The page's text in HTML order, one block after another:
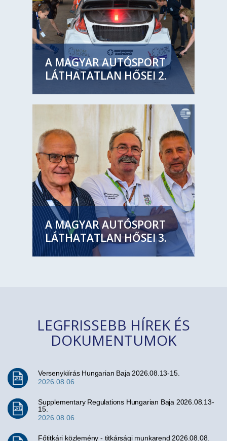
A MAGYAR AUTÓSPORT
LÁTHATATLAN HŐSEI 2.
A MAGYAR AUTÓSPORT
LÁTHATATLAN HŐSEI 3.
LEGFRISSEBB HÍREK ÉS
DOKUMENTUMOK
Versenykiírás Hungarian Baja 2026.08.13-15.
2026.08.06
Supplementary Regulations Hungarian Baja 2026.08.13-
15.
2026.08.06
Főtitkári közlemény - titkársági munkarend 2026.08.08.